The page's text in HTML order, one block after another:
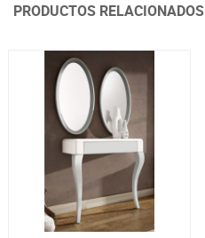
PRODUCTOS RELACIONADOS